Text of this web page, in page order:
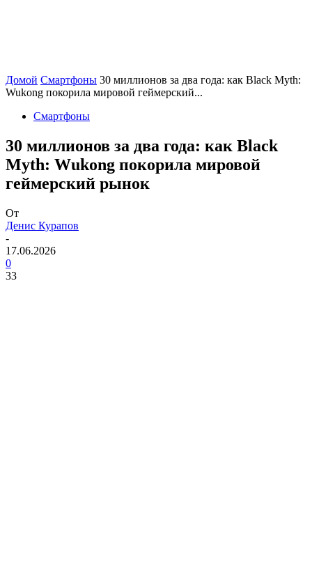
Домой Смартфоны 30 миллионов за два года: как Black Myth:
Wukong покорила мировой геймерский...
Смартфоны
30 миллионов за два года: как Black
Myth: Wukong покорила мировой
геймерский рынок
От
Денис Курапов
-
17.06.2026
0
33